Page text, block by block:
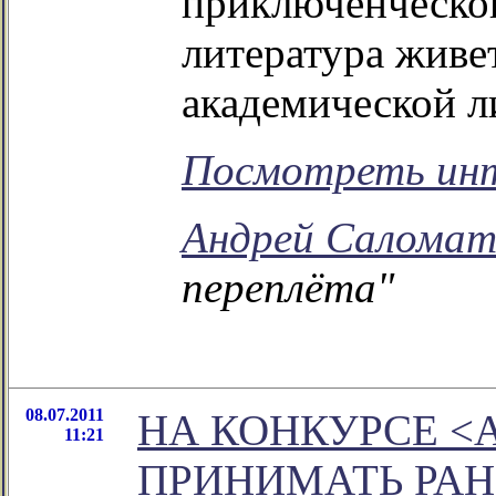
литература
академической
Посмотреть
Андрей
переплёта"
08.07.2011
11:21
НА КОНКУРСЕ
ПРИНИМАТЬ